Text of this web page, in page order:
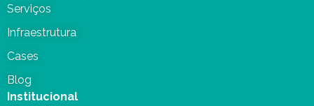
Serviços
Infraestrutura
Cases
Blog
Institucional